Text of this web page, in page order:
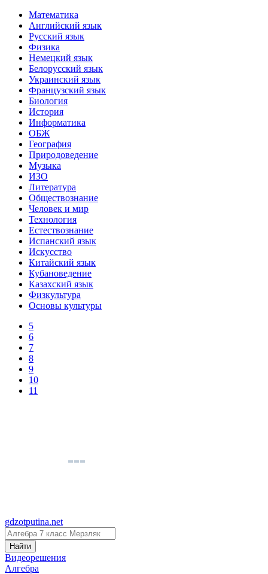
Математика
Английский язык
Русский язык
Физика
Немецкий язык
Белорусский язык
Украинский язык
Французский язык
Биология
История
Информатика
ОБЖ
География
Природоведение
Музыка
ИЗО
Литература
Обществознание
Человек и мир
Технология
Естествознание
Испанский язык
Искусство
Китайский язык
Кубановедение
Казахский язык
Физкультура
Основы культуры
5
6
7
8
9
10
11
gdzotputina.net
Найти
Видеорешения
Алгебра